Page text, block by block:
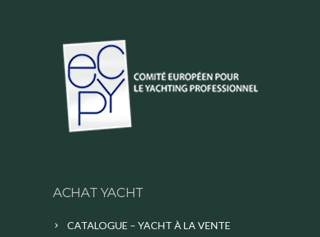
ACHAT YACHT
CATALOGUE – YACHT À LA VENTE